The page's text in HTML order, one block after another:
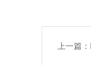
上一篇：